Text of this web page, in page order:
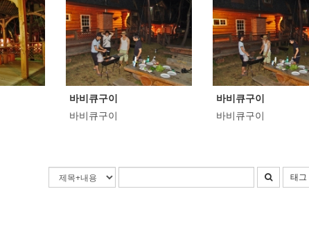
바비큐구이
바비큐구이
바비큐구이
바비큐구이
태그